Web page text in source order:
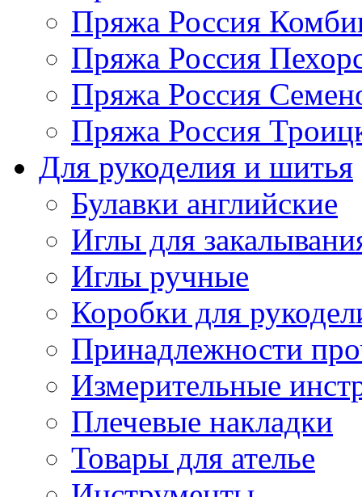
Пряжа Россия
Пряжа Россия
Пряжа Россия
Пряжа Россия
Для рукоделия и шитья
Булавки английские
Иглы для
Иглы ручные
Коробки для
Принадлежности
Измерительные
Плечевые накладки
Товары для ателье